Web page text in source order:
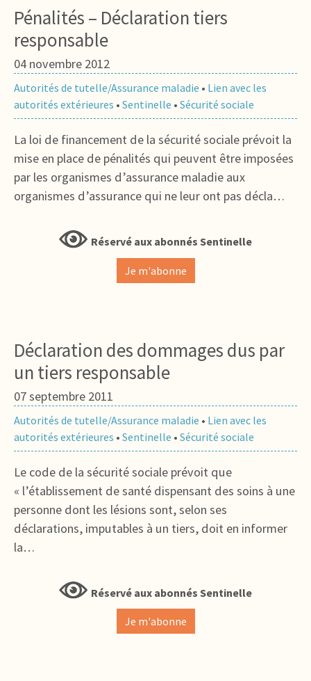
Pénalités – Déclaration tiers
responsable
04 novembre 2012
Autorités de tutelle/Assurance maladie • Lien avec les
autorités extérieures • Sentinelle • Sécurité sociale
La loi de financement de la sécurité sociale prévoit la
mise en place de pénalités qui peuvent être imposées
par les organismes d’assurance maladie aux
organismes d’assurance qui ne leur ont pas décla…
Réservé aux abonnés Sentinelle
Je m'abonne
Déclaration des dommages dus par
un tiers responsable
07 septembre 2011
Autorités de tutelle/Assurance maladie • Lien avec les
autorités extérieures • Sentinelle • Sécurité sociale
Le code de la sécurité sociale prévoit que
« l’établissement de santé dispensant des soins à une
personne dont les lésions sont, selon ses
déclarations, imputables à un tiers, doit en informer
la…
Réservé aux abonnés Sentinelle
Je m'abonne